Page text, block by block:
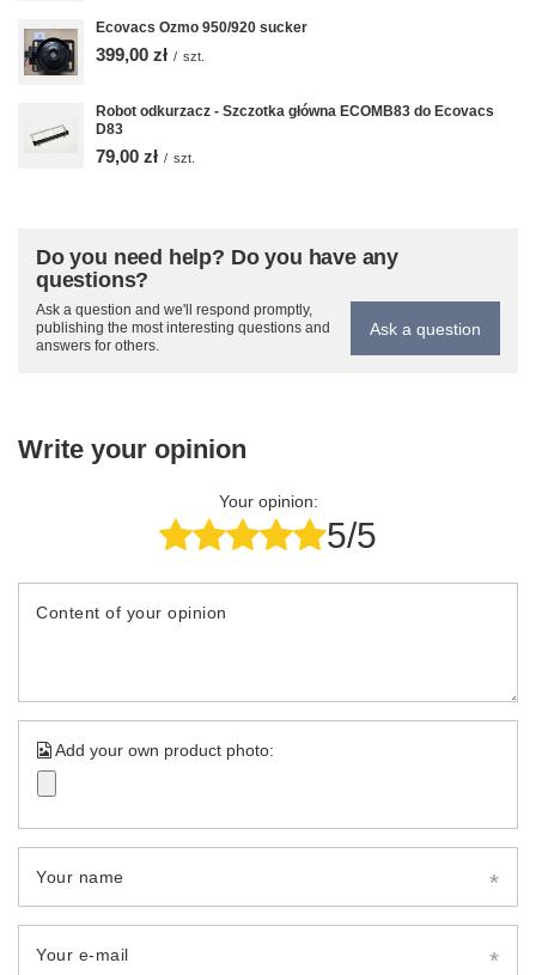
Ecovacs Ozmo 950/920 sucker
399,00 zł / szt.
Robot odkurzacz - Szczotka główna ECOMB83 do Ecovacs
D83
79,00 zł / szt.
Do you need help? Do you have any
questions?
Ask a question and we'll respond promptly,
publishing the most interesting questions and
answers for others.
Ask a question
Write your opinion
Your opinion:
5/5
Content of your opinion
Add your own product photo:
Your name
Your e-mail